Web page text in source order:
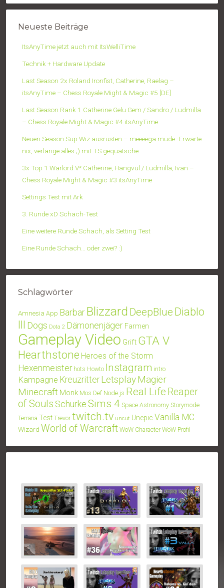
Neueste Beiträge
ItsAnyTime jetzt auch mit ItsWelliTime
Technik + Hardware Update
Last Season 2x Roland Ironfist, Catherine, Raelag –
itsAnyTime – Chess Royale Might & Magic #5 [DE]
Last Season Rank 1 Catherine Gelu Gem / Sandro / Ludmilla
– Chess Royale Might & Magic #4 itsAnyTime
Neuen Season Sup Wiz ausrüsten – meeeega müde -Erwarte
nix, verlange alles ;) mit TS gequatsche
3x Top 1 Warlord V* Catherine, Hangvul / Ludmilla, Ivan –
Chess Royale Might & Magic #3 itsAnyTime
Settings Test mit Ark
3. Runde xD Schach-Test
Eine weitere Runde Schach, als Setting Test
Eine Runde Schach… oder zwei? :)
Schlagwörter
Amnesia App BarbarBlizzard DeepBlue Diablo
III Dogs Dota 2 Dämonenjäger Farmen
Gameplay Video Grift GTA V
Hearthstone Heroes of the Storm
Hexenmeister hots Howto Instagram intro
Kampagne Kreuzritter LetsplayMagier
Minecraft Monk Mos Def Node.js Real Life Reaper
of Souls SchurkeSims 4 Space Astronomy Storymode
Terraria Test Trevor twitch.tv uncut Unepic Vanilla MC
Wizard World of Warcraft WoW Character WoW Profil